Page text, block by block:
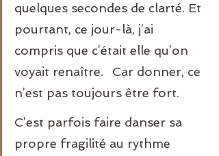
quelques secondes de clarté. Et
pourtant, ce jour-là, j’ai
compris que c’était elle qu’on
voyait renaître.⠀Car donner, ce
n’est pas toujours être fort.
C’est parfois faire danser sa
propre fragilité au rythme